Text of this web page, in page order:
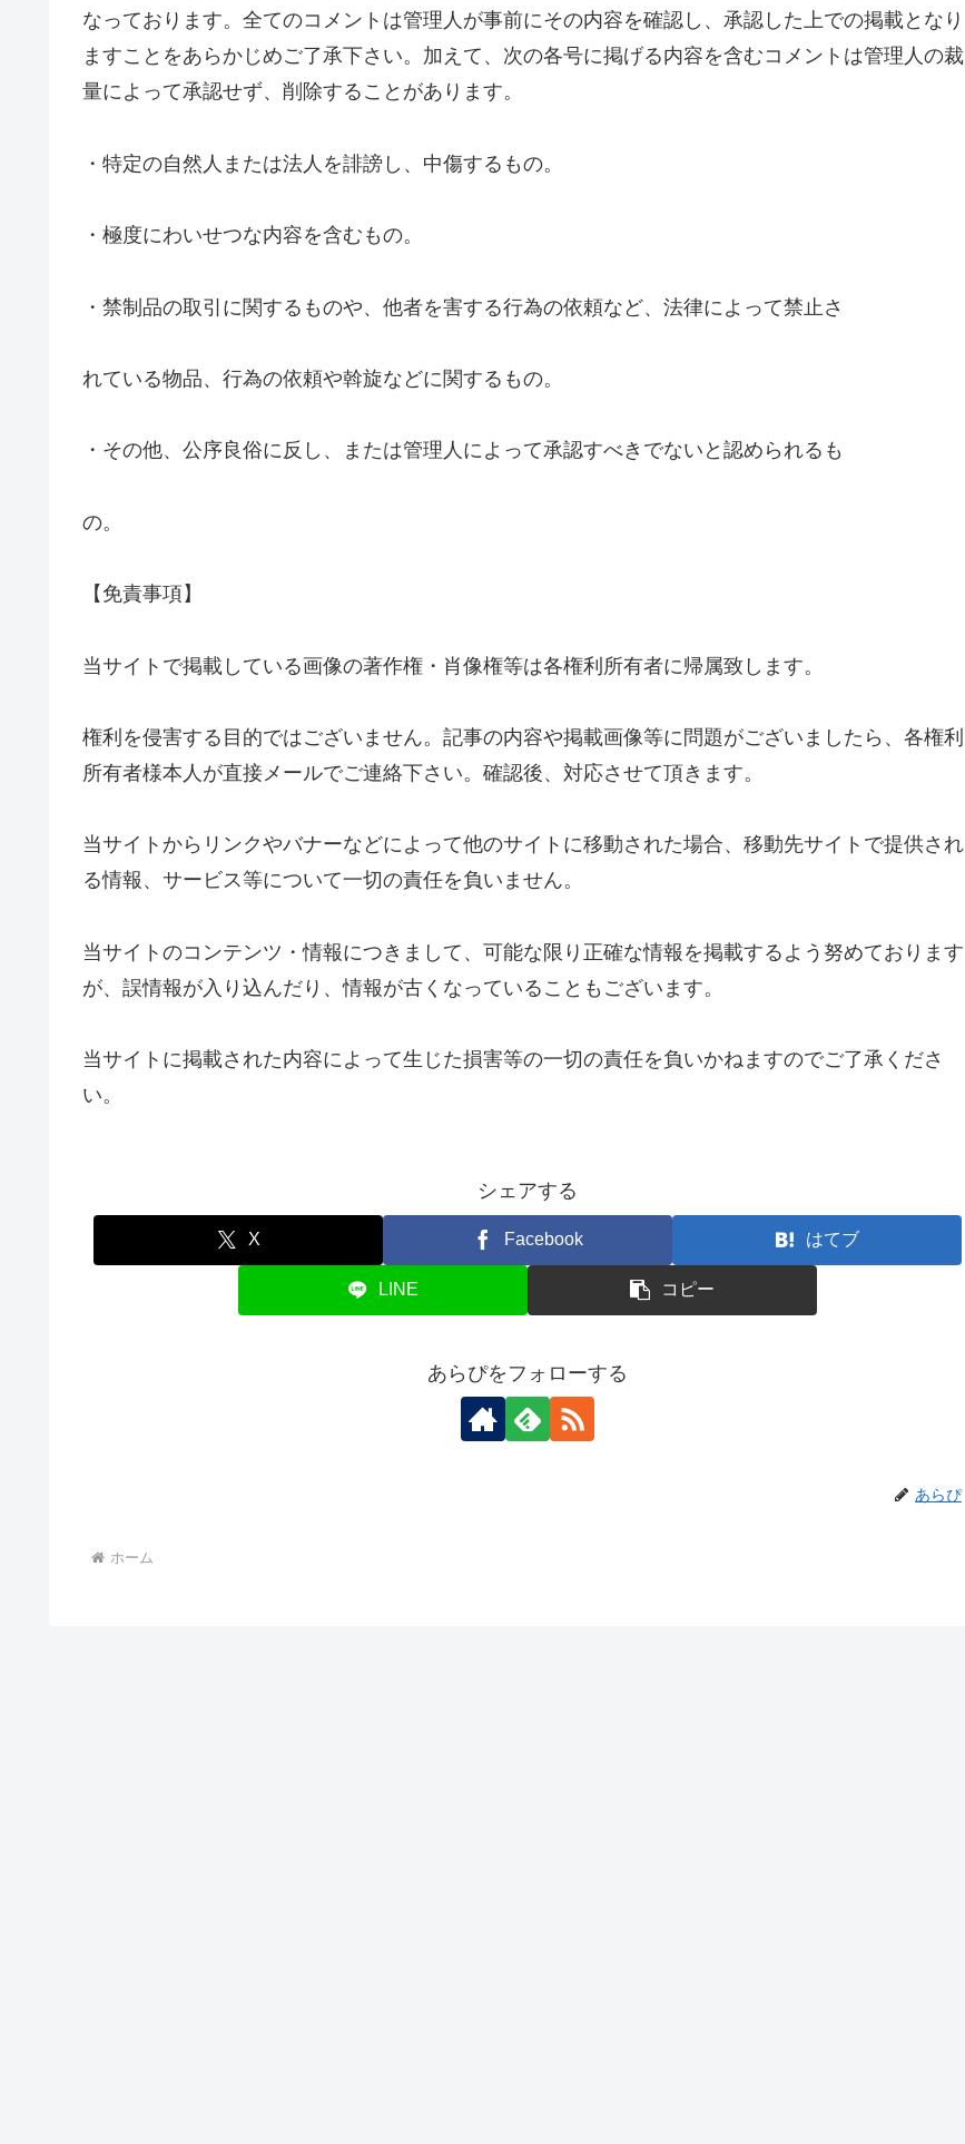
なっております。全てのコメントは管理人が事前にその内容を確認し、承認した上での掲載となり
ますことをあらかじめご了承下さい。加えて、次の各号に掲げる内容を含むコメントは管理人の裁
量によって承認せず、削除することがあります。
・特定の自然人または法人を誹謗し、中傷するもの。
・極度にわいせつな内容を含むもの。
・禁制品の取引に関するものや、他者を害する行為の依頼など、法律によって禁止さ
れている物品、行為の依頼や斡旋などに関するもの。
・その他、公序良俗に反し、または管理人によって承認すべきでないと認められるも
の。
【免責事項】
当サイトで掲載している画像の著作権・肖像権等は各権利所有者に帰属致します。
権利を侵害する目的ではございません。記事の内容や掲載画像等に問題がございましたら、各権利
所有者様本人が直接メールでご連絡下さい。確認後、対応させて頂きます。
当サイトからリンクやバナーなどによって他のサイトに移動された場合、移動先サイトで提供され
る情報、サービス等について一切の責任を負いません。
当サイトのコンテンツ・情報につきまして、可能な限り正確な情報を掲載するよう努めております
が、誤情報が入り込んだり、情報が古くなっていることもございます。
当サイトに掲載された内容によって生じた損害等の一切の責任を負いかねますのでご了承くださ
い。
シェアする
X Facebook はてブ
LINE コピー
あらぴをフォローする
あらぴ
ホーム